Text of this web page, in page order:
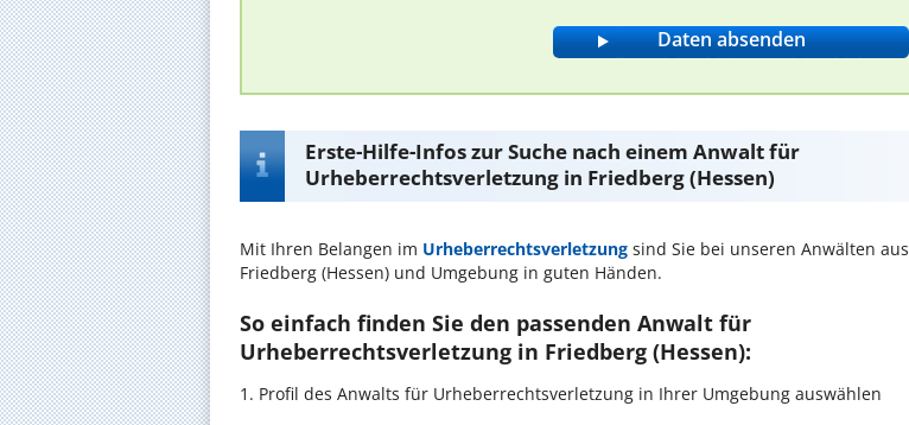
Erste-Hilfe-Infos zur Suche nach einem Anwalt für
Urheberrechtsverletzung in Friedberg (Hessen)
Mit Ihren Belangen im Urheberrechtsverletzung sind Sie bei unseren Anwälten aus
Friedberg (Hessen) und Umgebung in guten Händen.
So einfach finden Sie den passenden Anwalt für
Urheberrechtsverletzung in Friedberg (Hessen):
1. Profil des Anwalts für Urheberrechtsverletzung in Ihrer Umgebung auswählen